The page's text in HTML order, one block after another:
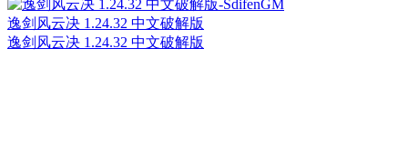
逸剑风云决 1.24.32 中文破解版
逸剑风云决 1.24.32 中文破解版